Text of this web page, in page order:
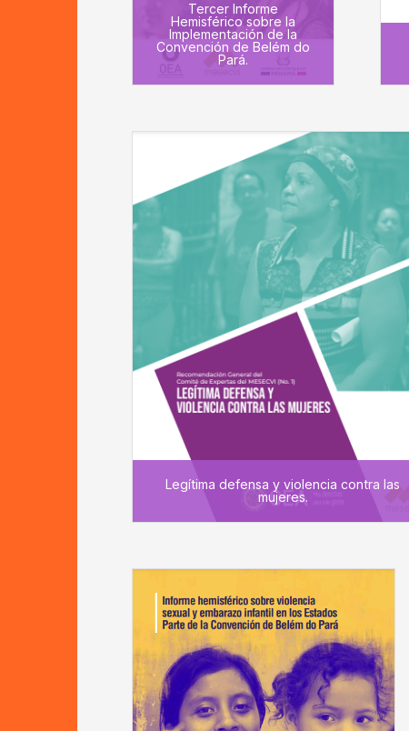
Tercer Informe
Hemisférico sobre la
Implementación de la
Convención de Belém do
Pará.
Legítima defensa y violencia contra las
mujeres.